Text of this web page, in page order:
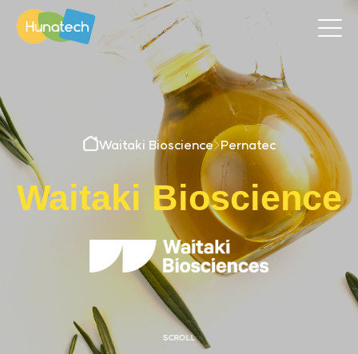
Waitaki Bioscience>Pernatec
Waitaki Bioscience
SCROLL